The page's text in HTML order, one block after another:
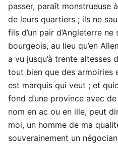
passer, paraît monstrueuse
de leurs quartiers ; ils ne
fils d’un pair d’Angleterre
bourgeois, au lieu qu’en
a vu jusqu’à trente altesses
tout bien que des armoiries
est marquis qui veut ; et
fond d’une province avec
nom en ac ou en ille, peut
moi, un homme de ma
souverainement un